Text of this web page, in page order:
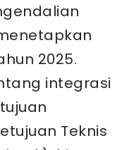
2025.
integrasi
Teknis